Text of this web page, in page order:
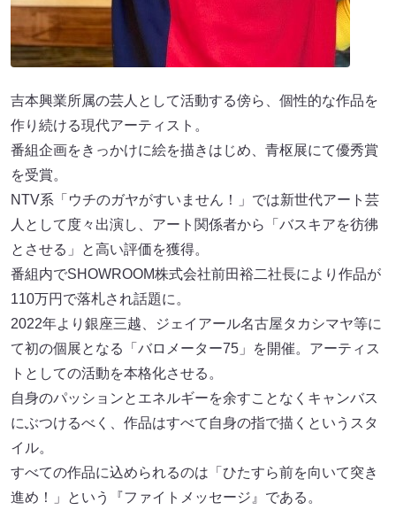
吉本興業所属の芸人として活動する傍ら、個性的な作品を
作り続ける現代アーティスト。
番組企画をきっかけに絵を描きはじめ、青枢展にて優秀賞
を受賞。
NTV系「ウチのガヤがすいません！」では新世代アート芸
人として度々出演し、アート関係者から「バスキアを彷彿
とさせる」と高い評価を獲得。
番組内でSHOWROOM株式会社前田裕二社長により作品が
110万円で落札され話題に。
2022年より銀座三越、ジェイアール名古屋タカシマヤ等に
て初の個展となる「バロメーター75」を開催。アーティス
トとしての活動を本格化させる。
自身のパッションとエネルギーを余すことなくキャンバス
にぶつけるべく、作品はすべて自身の指で描くというスタ
イル。
すべての作品に込められるのは「ひたすら前を向いて突き
進め！」という『ファイトメッセージ』である。